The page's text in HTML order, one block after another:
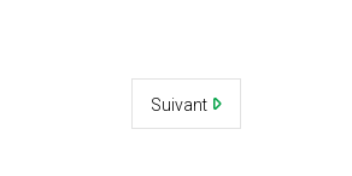
Suivant